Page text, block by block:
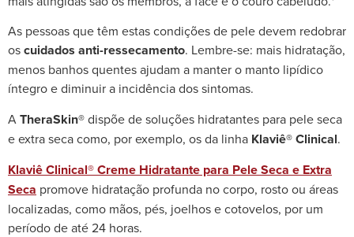
As pessoas que têm estas condições de pele devem redobrar
oscuidados anti-ressecamento. Lembre-se: mais hidratação,
menos banhos quentes ajudam a manter o manto lipídico
íntegro e diminuir a incidência dos sintomas.
ATheraSkin®dispõe de soluções hidratantes para pele seca
e extra seca como, por exemplo, os da linha Klaviê® Clinical.
Klaviê Clinical® Creme Hidratante para Pele Seca e Extra
Seca promove hidratação profunda no corpo, rosto ou áreas
localizadas, como mãos, pés, joelhos e cotovelos, por um
período de até 24 horas.